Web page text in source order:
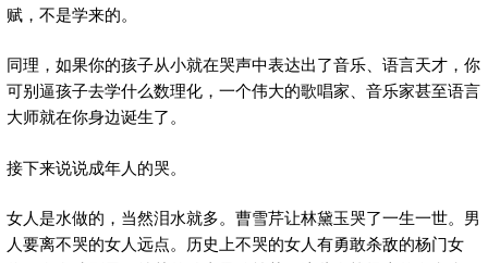
赋，不是学来的。
同理，如果你的孩子从小就在哭声中表达出了音乐、语言天才，你
可别逼孩子去学什么数理化，一个伟大的歌唱家、音乐家甚至语言
大师就在你身边诞生了。
接下来说说成年人的哭。
女人是水做的，当然泪水就多。曹雪芹让林黛玉哭了一生一世。男
人要离不哭的女人远点。历史上不哭的女人有勇敢杀敌的杨门女